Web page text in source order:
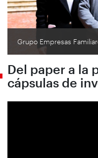
Grupo Empresas
Del paper a la
cápsulas de